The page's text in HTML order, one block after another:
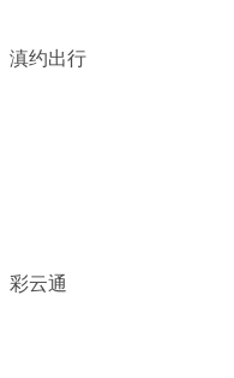
滇约出行
彩云通